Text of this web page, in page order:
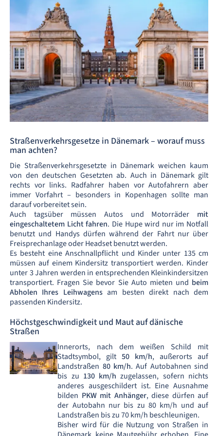
Straßenverkehrsgesetze in Dänemark – worauf muss
man achten?
Die Straßenverkehrsgesetzte in Dänemark weichen kaum
von den deutschen Gesetzten ab. Auch in Dänemark gilt
rechts vor links. Radfahrer haben vor Autofahrern aber
immer Vorfahrt – besonders in Kopenhagen sollte man
darauf vorbereitet sein.
Auch tagsüber müssen Autos und Motorräder mit
eingeschaltetem Licht fahren. Die Hupe wird nur im Notfall
benutzt und Handys dürfen während der Fahrt nur über
Freisprechanlage oder Headset benutzt werden.
Es besteht eine Anschnallpflicht und Kinder unter 135 cm
müssen auf einem Kindersitz transportiert werden. Kinder
unter 3 Jahren werden in entsprechenden Kleinkindersitzen
transportiert. Fragen Sie bevor Sie Auto mieten und beim
Abholen Ihres Leihwagensam besten direkt nach dem
passenden Kindersitz.
Höchstgeschwindigkeit und Maut auf dänische
Straßen
Innerorts, nach dem weißen Schild mit
Stadtsymbol, gilt50 km/h, außerorts auf
Landstraßen 80 km/h. Auf Autobahnen sind
bis zu 130 km/h zugelassen, sofern nichts
anderes ausgeschildert ist. Eine Ausnahme
bilden PKW mit Anhänger, diese dürfen auf
der Autobahn nur bis zu 80 km/h und auf
Landstraßen bis zu 70 km/h beschleunigen.
Bisher wird für die Nutzung von Straßen in